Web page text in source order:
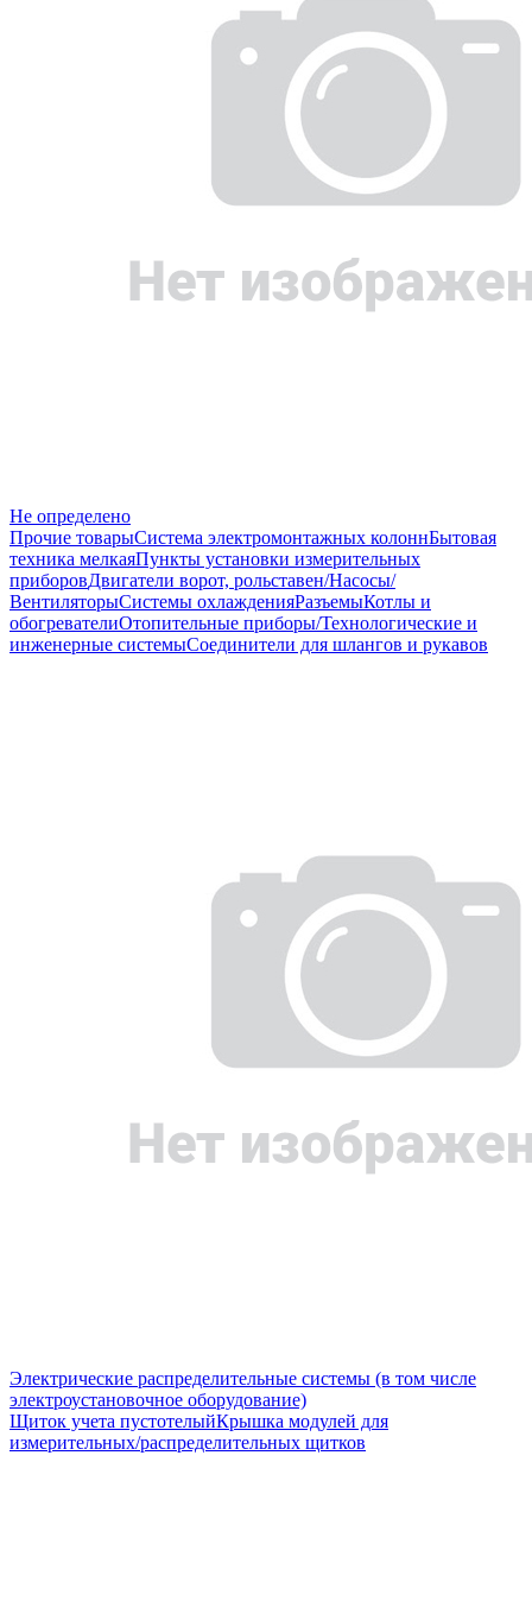
Не определено
Прочие товарыСистема электромонтажных колоннБытовая
техника мелкаяПункты установки измерительных
приборовДвигатели ворот, рольставен/Насосы/
ВентиляторыСистемы охлажденияРазъемыКотлы и
обогревателиОтопительные приборы/Технологические и
инженерные системыСоединители для шлангов и рукавов
Электрические распределительные системы (в том числе
электроустановочное оборудование)
Щиток учета пустотелыйКрышка модулей для
измерительных/распределительных щитков